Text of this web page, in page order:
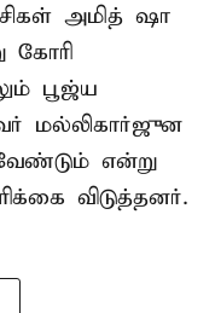
அமித் ஷா
கோரி
பூஜ்ய
மல்லிகார்ஜுன
என்று
விடுத்தனர்.